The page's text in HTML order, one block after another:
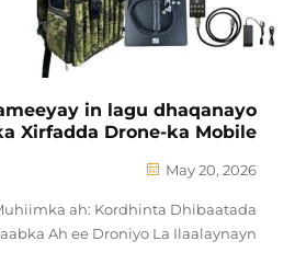
in lagu dhaqanayo
Xirfadda Drone-ka Mobile?
May 20, 2026
ah: Kordhinta Dhibaatada
Ah ee Droniyo La Ilaalaynayn